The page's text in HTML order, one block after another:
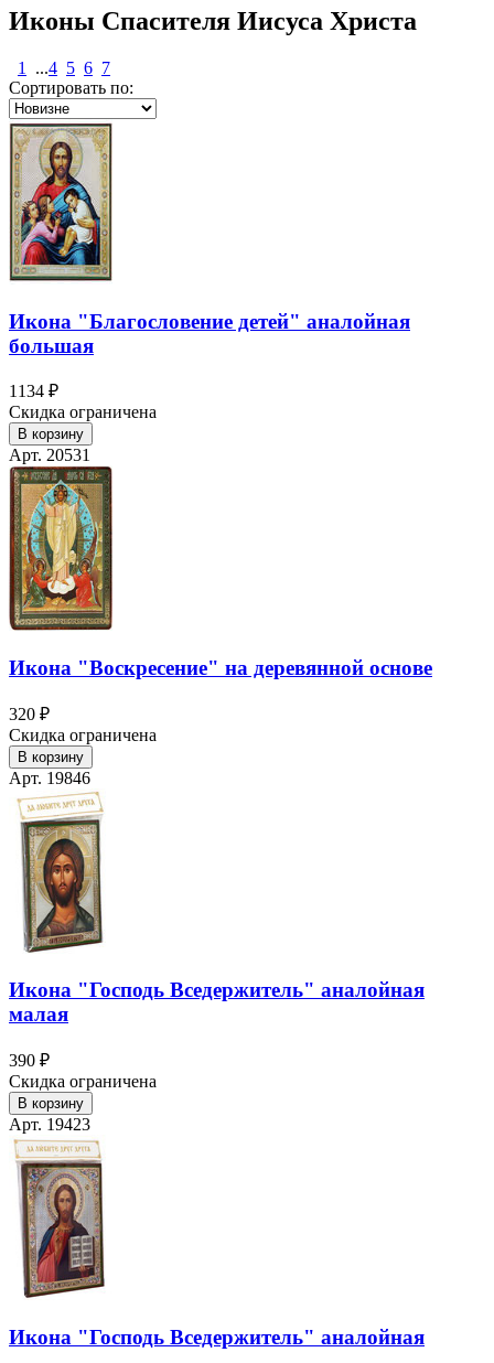
Иконы Спасителя Иисуса Христа
1 ...4 5 6 7
Сортировать по:
Икона "Благословение детей" аналойная
большая
1134 ₽
Скидка ограничена
В корзину
Арт. 20531
Икона "Воскресение" на деревянной основе
320 ₽
Скидка ограничена
В корзину
Арт. 19846
Икона "Господь Вседержитель" аналойная
малая
390 ₽
Скидка ограничена
В корзину
Арт. 19423
Икона "Господь Вседержитель" аналойная